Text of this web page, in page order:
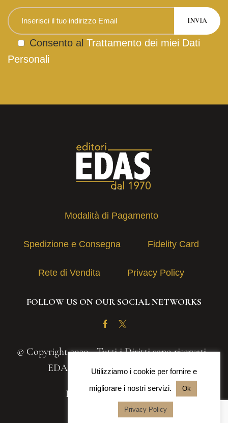
Consento al Trattamento dei miei Dati
Personali
Modalità di Pagamento
Spedizione e Consegna Fidelity Card
Rete di Vendita Privacy Policy
FOLLOW US ON OUR SOCIAL NETWORKS
Facebook
Twitter
© Copyright 2020 - Tutti i Diritti sono riservati -
EDAS S.A.S. | P.IVA 03131030839
Powered byIteranea srl
Utilizziamo i cookie per fornire e
migliorare i nostri servizi.
Ok
Privacy Policy